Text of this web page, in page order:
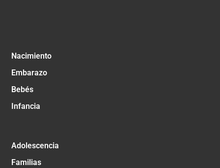
Nacimiento
Embarazo
Bebés
Infancia
Adolescencia
Familias